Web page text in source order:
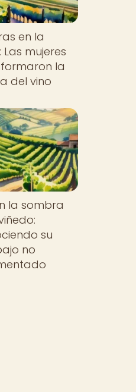
en la
mujeres
la
del vino
la sombra
su
no